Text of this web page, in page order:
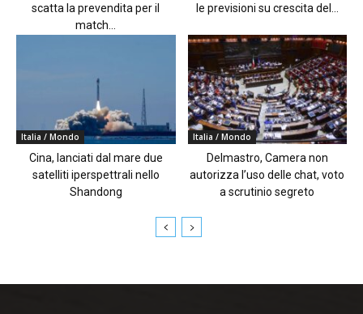
scatta la prevendita per il
match...
le previsioni su crescita del...
Italia / Mondo
Cina, lanciati dal mare due
satelliti iperspettrali nello
Shandong
Italia / Mondo
Delmastro, Camera non
autorizza l’uso delle chat, voto
a scrutinio segreto